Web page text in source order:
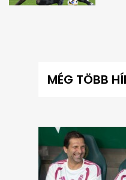
MÉG TÖBB